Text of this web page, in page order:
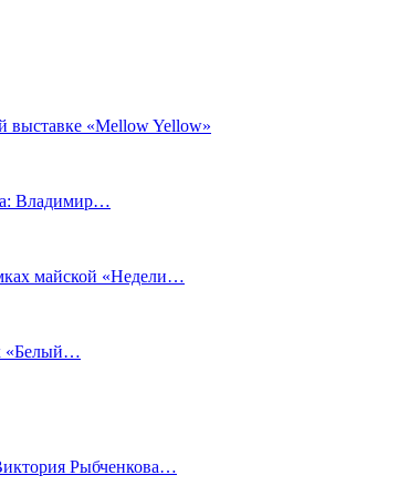
выставке «Mellow Yellow»
Владимир…
майской «Недели…
«Белый…
Рыбченкова…